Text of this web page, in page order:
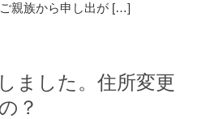
親族から申し出が […]
ました。住所変更
？